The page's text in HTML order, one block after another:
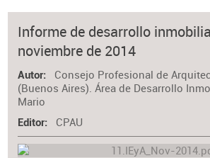
Informe de desarrollo
noviembre de 2014
Autor
Consejo Profesional de
(Buenos Aires). Área de Desarrollo
Mario
Editor CPAU